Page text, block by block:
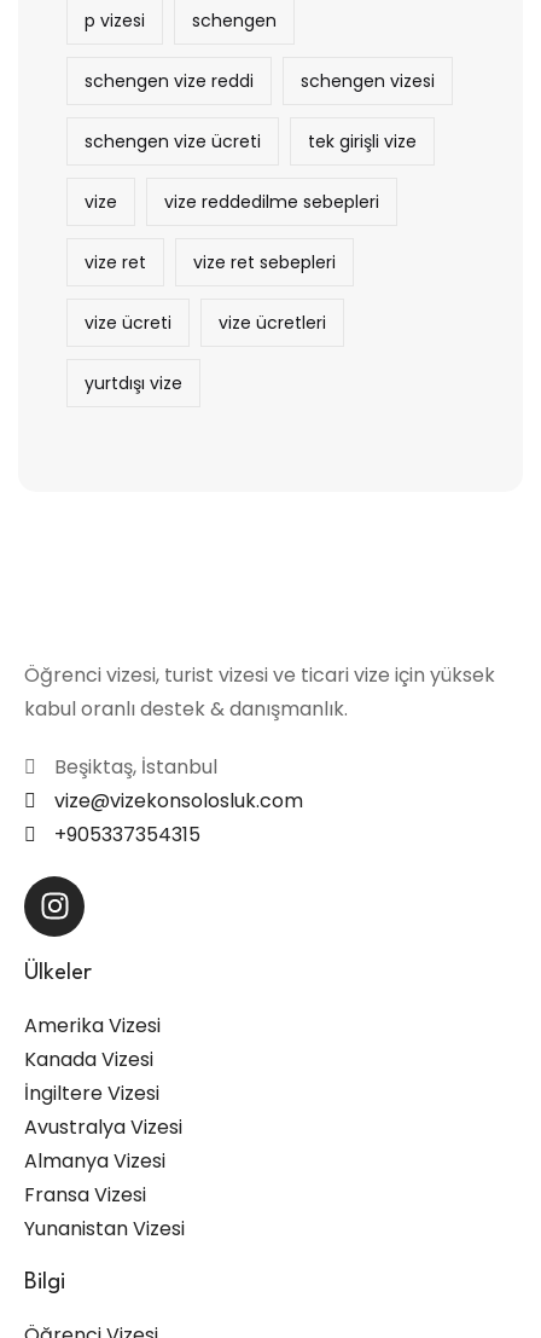
p vizesi schengen
schengen vize reddi schengen vizesi
schengen vize ücreti tek girişli vize
vize vize reddedilme sebepleri
vize ret vize ret sebepleri
vize ücreti vize ücretleri
yurtdışı vize
Öğrenci vizesi, turist vizesi ve ticari vize için yüksek
kabul oranlı destek & danışmanlık.
Beşiktaş, İstanbul
vize@vizekonsolosluk.com
+905337354315
Ülkeler
Amerika Vizesi
Kanada Vizesi
İngiltere Vizesi
Avustralya Vizesi
Almanya Vizesi
Fransa Vizesi
Yunanistan Vizesi
Bilgi